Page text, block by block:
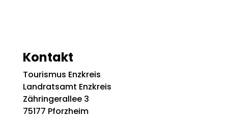
Kontakt
Tourismus Enzkreis
Landratsamt Enzkreis
Zähringerallee 3
75177 Pforzheim